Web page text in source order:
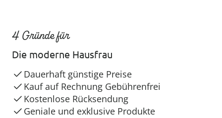
4 Gründe für
Die moderne Hausfrau
Dauerhaft günstige Preise
Kauf auf Rechnung Gebührenfrei
Kostenlose Rücksendung
Geniale und exklusive Produkte